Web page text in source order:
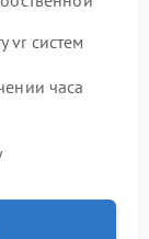
vr систем
часа